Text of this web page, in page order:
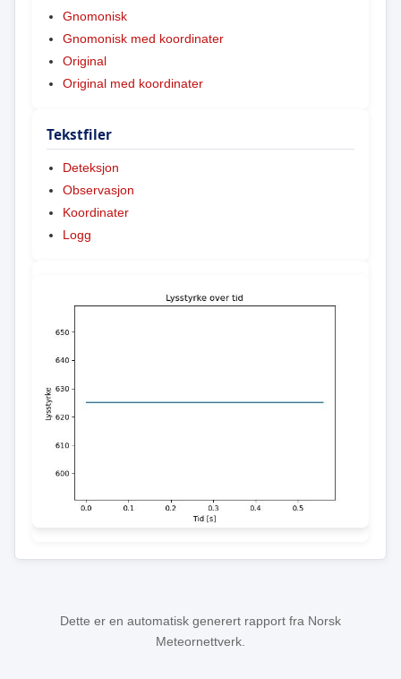
Gnomonisk
Gnomonisk med koordinater
Original
Original med koordinater
Tekstfiler
Deteksjon
Observasjon
Koordinater
Logg
Dette er en automatisk generert rapport fra Norsk
Meteornettverk.